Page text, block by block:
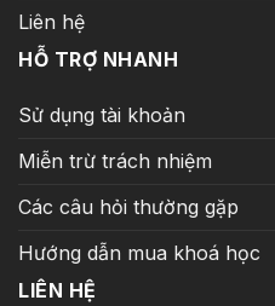
Liên hệ
HỖ TRỢ NHANH
Sử dụng tài khoản
Miễn trừ trách nhiệm
Các câu hỏi thường gặp
Hướng dẫn mua khoá học
LIÊN HỆ